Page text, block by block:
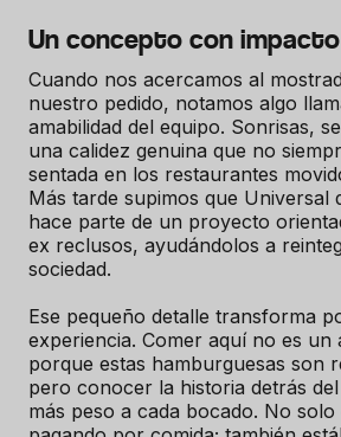
Un concepto con
Cuando nos acercamos al
nuestro pedido, notamos algo
amabilidad del equipo. Sonrisas,
una calidez genuina que no
sentada en los restaurantes
Más tarde supimos que Universal
hace parte de un proyecto
ex reclusos, ayudándolos a
sociedad.
Ese pequeño detalle transforma
experiencia. Comer aquí no es un
porque estas hamburguesas son
pero conocer la historia detrás
más peso a cada bocado. No solo